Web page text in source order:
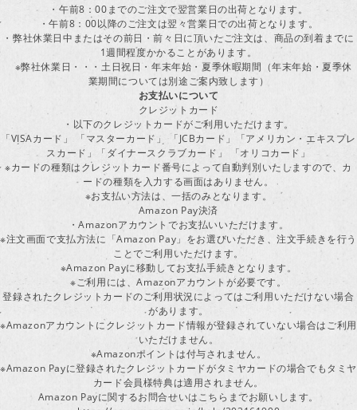
・午前8：00までのご注文で翌営業日の出荷となります。
・午前8：00以降のご注文は翌々営業日での出荷となります。
・弊社休業日中またはその前日・前々日に頂いたご注文は、商品の到着までに
1週間程度かかることがあります。
※弊社休業日・・・土日祝日・年末年始・夏季休暇期間（年末年始・夏季休
業期間については別途ご案内致します）
お支払いについて
クレジットカード
・以下のクレジットカードがご利用いただけます。
「VISAカード」 「マスターカード」 「JCBカード」「アメリカン・エキスプレ
スカード」「ダイナースクラブカード」 「オリコカード」
※カードの種類はクレジットカード番号によって自動判別いたしますので、カ
ードの種類を入力する画面はありません。
※お支払い方法は、一括のみとなります。
Amazon Pay決済
・Amazonアカウントでお支払いいただけます。
※注文画面で支払方法に「Amazon Pay」をお選びいただき、注文手続きを行う
ことでご利用いただけます。
※Amazon Payに移動してお支払手続きとなります。
※ご利用には、Amazonアカウントが必要です。
登録されたクレジットカードのご利用状況によってはご利用いただけない場合
があります。
※Amazonアカウントにクレジットカード情報が登録されていない場合はご利用
いただけません。
※Amazonポイントは付与されません。
※Amazon Payに登録されたクレジットカードがタミヤカードの場合でもタミヤ
カード会員様特典は適用されません。
Amazon Payに関するお問合せいはこちらまでお願いします。